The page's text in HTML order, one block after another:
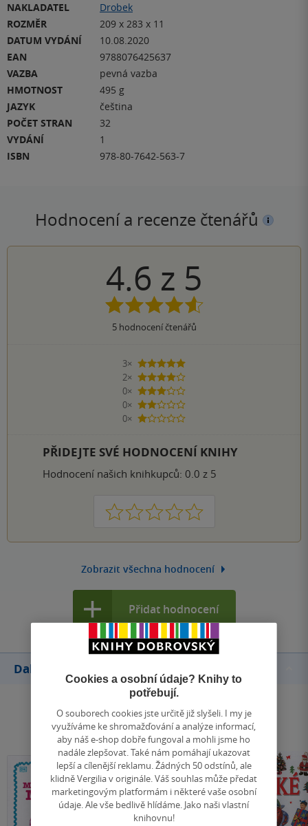
NAKLADATEL
Drobek
ROZMĚR
209 x 283 x 11
DATUM VYDÁNÍ
10.08.2020
EAN
9788076425637
VAZBA
pevná vazba
HMOTNOST
495 g
JAZYK
čeština
POČET STRAN
32
VYDÁNÍ
1
ISBN
978-80-7642-563-7
Hodnocení a recenze čtenářů
4.6 z 5
5hodnocení čtenářů
3×
5 hvězdiček
2×
4 hvězdičky
0×
3 hvězdičky
0×
2 hvězdičky
0×
1 hvezdička
PŘIDEJTE SVÉ HODNOCENÍ KNIHY
Hodnocení našich knihkupců: 0.0 z 5
1 2 3 4 5
Zobrazit všechna hodnocení
Přidat hodnocení
Další knihy autora
Cookies a osobní údaje? Knihy to
potřebují.
O souborech cookies jste určitě již slyšeli. I my je
využíváme ke shromažďování a analýze informací,
aby náš e-shop dobře fungoval a mohli jsme ho
nadále zlepšovat. Také nám pomáhají ukazovat
lepší a cílenější reklamu. Žádných 50 odstínů, ale
klidně Vergilia v originále. Váš souhlas může předat
marketingovým platformám i některé vaše osobní
údaje. Ale vše bedlivě hlídáme. Jako naši vlastní
knihovnu!